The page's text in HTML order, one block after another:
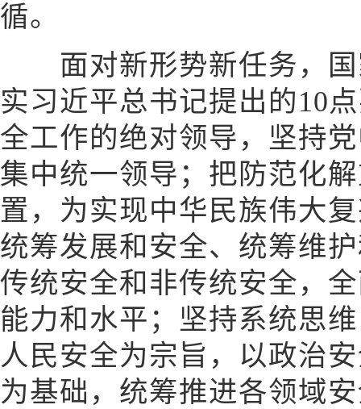
循。
面对新形势新任务，国
实习近平总书记提出的10
全工作的绝对领导，坚持
集中统一领导；把防范化
置，为实现中华民族伟大
统筹发展和安全、统筹维
传统安全和非传统安全，
能力和水平；坚持系统思
人民安全为宗旨，以政治
为基础，统筹推进各领域